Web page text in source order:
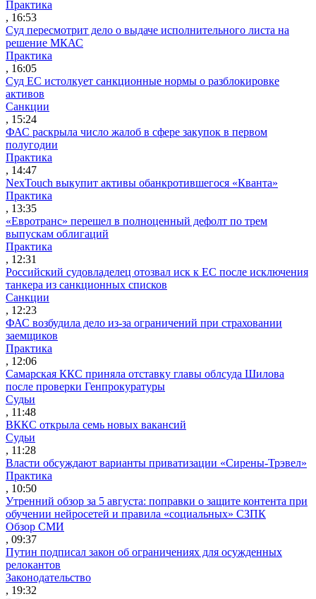
Практика
, 16:53
Суд пересмотрит дело о выдаче исполнительного листа на
решение МКАС
Практика
, 16:05
Суд ЕС истолкует санкционные нормы о разблокировке
активов
Санкции
, 15:24
ФАС раскрыла число жалоб в сфере закупок в первом
полугодии
Практика
, 14:47
NexTouch выкупит активы обанкротившегося «Кванта»
Практика
, 13:35
«Евротранс» перешел в полноценный дефолт по трем
выпускам облигаций
Практика
, 12:31
Российский судовладелец отозвал иск к ЕС после исключения
танкера из санкционных списков
Санкции
, 12:23
ФАС возбудила дело из-за ограничений при страховании
заемщиков
Практика
, 12:06
Самарская ККС приняла отставку главы облсуда Шилова
после проверки Генпрокуратуры
Судьи
, 11:48
ВККС открыла семь новых вакансий
Судьи
, 11:28
Власти обсуждают варианты приватизации «Сирены-Трэвел»
Практика
, 10:50
Утренний обзор за 5 августа: поправки о защите контента при
обучении нейросетей и правила «социальных» СЗПК
Обзор СМИ
, 09:37
Путин подписал закон об ограничениях для осужденных
релокантов
Законодательство
, 19:32